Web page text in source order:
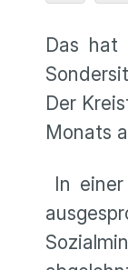
Das hat
Der
Monats
In